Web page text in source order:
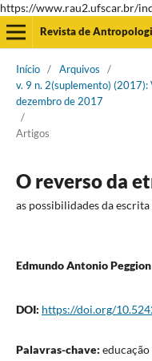
https://www.rau2.ufscar.br/
Revista de
Início / Arquivos
/
v. 9 n. 2(suplemento)
dezembro de 2017
/
Artigos
O reverso da
as possibilidades da
Edmundo Antonio Peggion
DOI: https://doi.org/
Palavras-chave: